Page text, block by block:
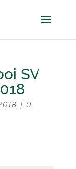
SV
| 0